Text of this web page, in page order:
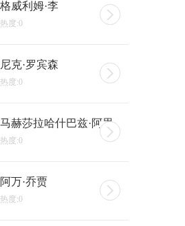
格威利姆·李
热度:0
尼克·罗宾森
热度:0
马赫莎拉哈什巴兹·阿里
热度:0
阿万·乔贾
热度:0